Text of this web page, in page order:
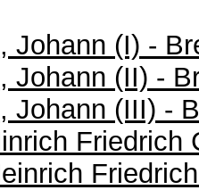
Johann (I) -
Johann (II) -
Johann (III) -
Friedrich